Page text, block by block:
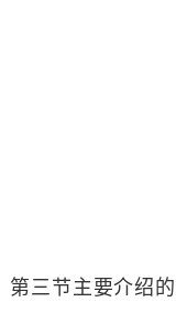
第三节主要介绍